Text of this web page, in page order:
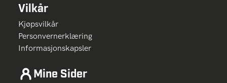
Vilkår
Kjøpsvilkår
Personvernerklæring
Informasjonskapsler
Mine Sider